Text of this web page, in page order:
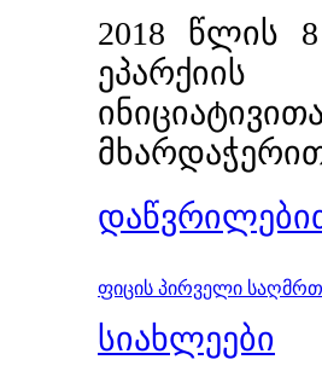
2018 წლის
ეპარქიის
ფიცის პირველი
სიახლეები